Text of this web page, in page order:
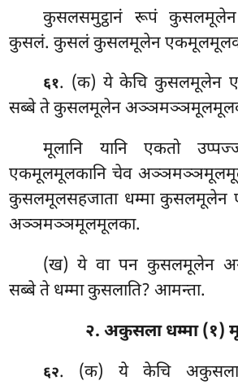
कुसलसमुट्ठानं रूपं
कुसलं. कुसलं कुसलमूलेन
६१. (क) ये केचि कुसलमूलेन
सब्बे ते कुसलमूलेन
मूलानि यानि एकतो
एकमूलमूलकानि चेव
कुसलमूलसहजाता धम्मा
अञ्ञमञ्ञमूलमूलका.
(ख) ये वा पन कुसलमूलेन
सब्बे ते धम्मा कुसलाति? आमन्ता.
२. अकुसला धम्मा (१)
६२. (क) ये केचि अकुसला